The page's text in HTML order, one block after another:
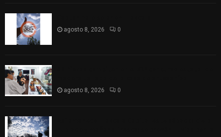
agosto 8, 2026 0
agosto 8, 2026 0